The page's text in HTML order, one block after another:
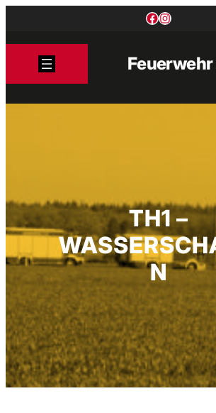
Facebook
Instagram
TH1 –
N